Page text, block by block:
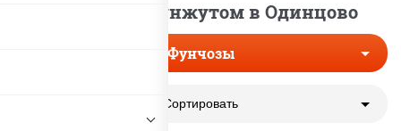
Фунчозы с кунжутом в Одинцово
Фунчозы
Сортировать